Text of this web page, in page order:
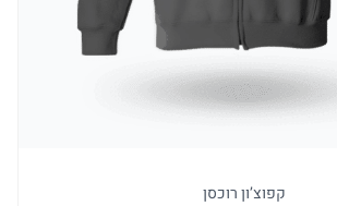
קפוצ’ון רוכסן